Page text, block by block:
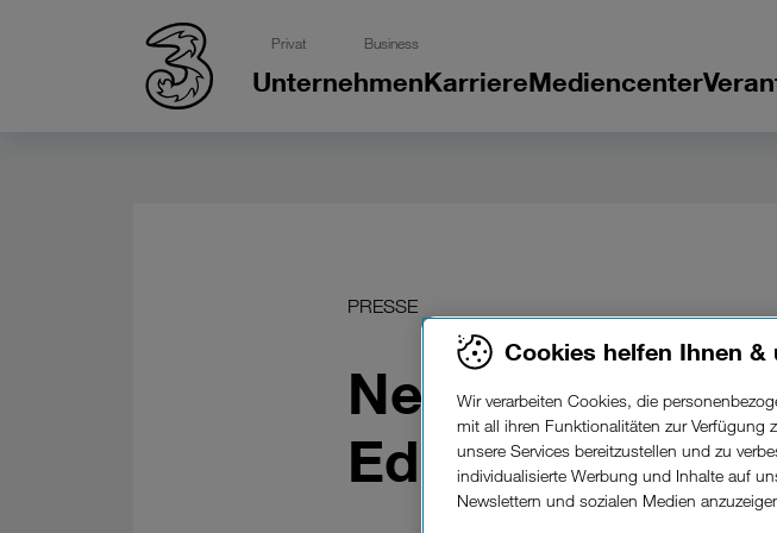
Privat Business
UnternehmenKarriereMediencenter
PRESSE
Neu bei Drei:
Edition.
Cookies helfen Ihnen &
Wir verarbeiten Cookies, die
mit all ihren Funktionalitäten zur Verfügung
unsere Services bereitzustellen und zu
individualisierte Werbung und Inhalte auf
Newslettern und sozialen Medien